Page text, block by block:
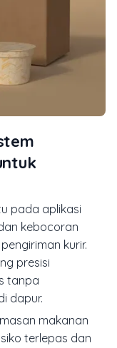
pada aplikasi
kebocoran
kurir.
presisi
tanpa
dapur.
makanan
terlepas dan